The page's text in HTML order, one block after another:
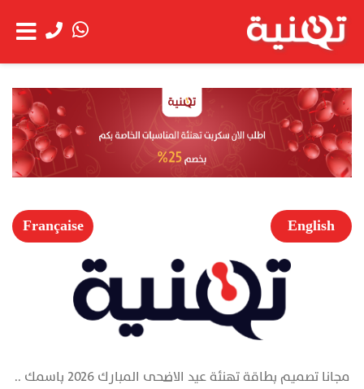
الحساب
شاهد العربة
عن
الشركة
خدمة
العملاء
الخدمات
English
Française
مجانا تصميم بطاقة تهنئة عيد الاضحى المبارك 2026 باسمك ..